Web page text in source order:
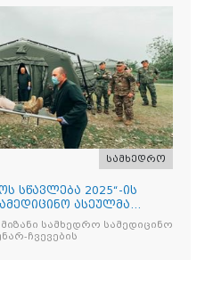
სამხედრო
სწავლება 2025“-ის
ასეულმა
სამხედრო სამედიცინო
ჩვევების